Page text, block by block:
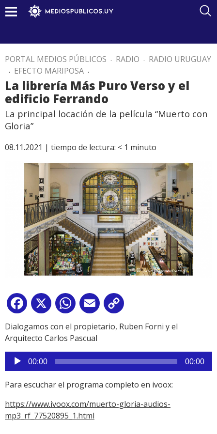
PORTAL MEDIOS PÚBLICOS . RADIO . RADIO URUGUAY
. EFECTO MARIPOSA .
La librería Más Puro Verso y el
edificio Ferrando
La principal locación de la película “Muerto con
Gloria”
08.11.2021 | tiempo de lectura: < 1 minuto
Facebook
X WhatsApp
Email
Link
Dialogamos con el propietario, Ruben Forni y el
Arquitecto Carlos Pascual
Reproductor
de
audio
00:00 00:00
Para escuchar el programa completo en ivoox:
https://www.ivoox.com/muerto-gloria-audios-
mp3_rf_77520895_1.html